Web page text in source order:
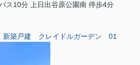
ス10分 上日出谷原公園南 停歩4分
築戸建 クレイドルガーデン 01